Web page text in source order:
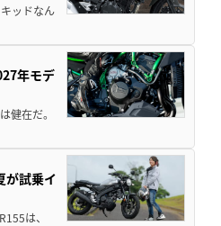
ッドなん
年モデ
健在だ。
が試乗イ
は、